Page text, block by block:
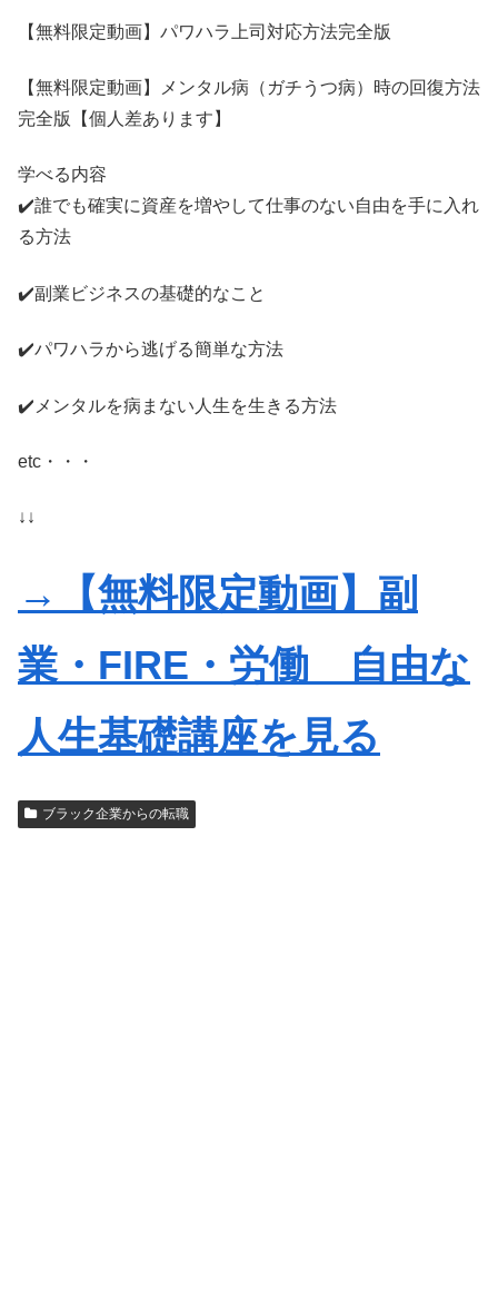
【無料限定動画】パワハラ上司対応方法完全版
【無料限定動画】メンタル病（ガチうつ病）時の回復方法
完全版【個人差あります】
学べる内容
✔️誰でも確実に資産を増やして仕事のない自由を手に入れ
る方法
✔️副業ビジネスの基礎的なこと
✔️パワハラから逃げる簡単な方法
✔️メンタルを病まない人生を生きる方法
etc・・・
↓↓
→【無料限定動画】副
業・FIRE・労働 自由な
人生基礎講座を見る
ブラック企業からの転職